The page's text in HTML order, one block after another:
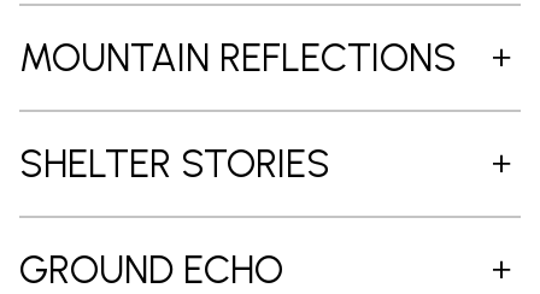
MOUNTAIN REFLECTIONS
SHELTER STORIES
GROUND ECHO